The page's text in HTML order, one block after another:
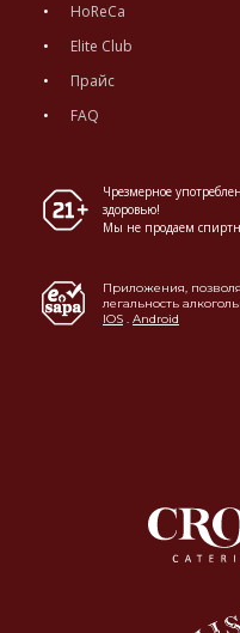
HoReCa
Elite Club
Прайс
FAQ
Чрезмерное
здоровью!
Мы не продаем
Приложения,
легальность
IOS . Android